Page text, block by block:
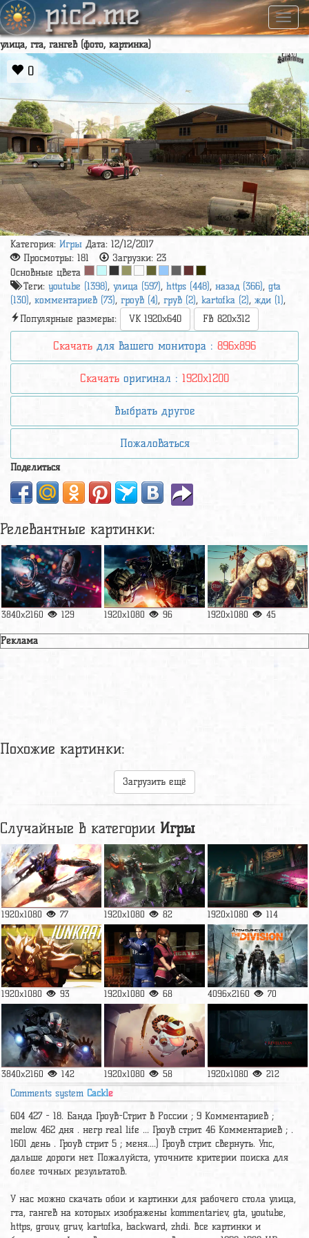
pic2.me
улица, гта, гангев (фото, картинка)
0
Категория: Игры Дата: 12/12/2017
Просмотры: 181 Загрузки: 23
Основные цвета
Теги: youtube (1398), улица (597), https (448), назад (366), gta
(130), комментариев (73), гроув (4), грув (2), kartofka (2), жди (1),
Популярные размеры:
VK 1920x640 FB 820x312
Скачать для вашего монитора : 896x896
Скачать оригинал : 1920x1200
Выбрать другое
Пожаловаться
Поделиться
Релевантные картинки:
3840x2160 129 1920x1080 96 1920x1080 45
Реклама
Похожие картинки:
Загрузить ещё
Случайные в категории Игры
1920x1080 77 1920x1080 82 1920x1080 114
1920x1080 93 1920x1080 68 4096x2160 70
3840x2160 142 1920x1080 58 1920x1080 212
Comments system Cackle
604 427 - 18. Банда Гроув-Стрит в России ; 9 Комментариев ;
melow. 462 дня . негр real life ... Гроув стрит. 46 Комментариев ; .
1601 день . Гроув стрит 5 ; меня....) Гроув стрит. свернуть. Упс,
дальше дороги нет. Пожалуйста, уточните критерии поиска для
более точных результатов.
У нас можно скачать обои и картинки для рабочего стола улица,
гта, гангев на которых изображены kommentariev, gta, youtube,
https, grouv, gruv, kartofka, backward, zhdi. Все картинки и